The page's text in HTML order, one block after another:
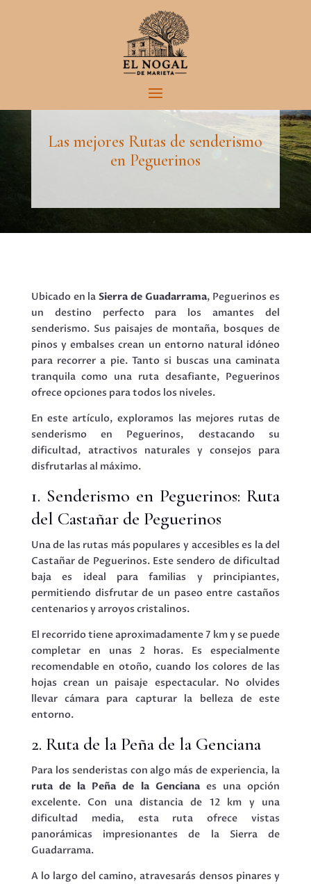
El Blog de El Nogal de Marieta
Las mejores Rutas de senderismo
en Peguerinos
Ubicado en laSierra de Guadarrama, Peguerinos es
un destino perfecto para los amantes del
senderismo. Sus paisajes de montaña, bosques de
pinos y embalses crean un entorno natural idóneo
para recorrer a pie. Tanto si buscas una caminata
tranquila como una ruta desafiante, Peguerinos
ofrece opciones para todos los niveles.
En este artículo, exploramos las mejores rutas de
senderismo en Peguerinos, destacando su
dificultad, atractivos naturales y consejos para
disfrutarlas al máximo.
1. Senderismo en Peguerinos: Ruta
del Castañar de Peguerinos
Una de las rutas más populares y accesibles es la del
Castañar de Peguerinos. Este sendero de dificultad
baja es ideal para familias y principiantes,
permitiendo disfrutar de un paseo entre castaños
centenarios y arroyos cristalinos.
El recorrido tiene aproximadamente 7 km y se puede
completar en unas 2 horas. Es especialmente
recomendable en otoño, cuando los colores de las
hojas crean un paisaje espectacular. No olvides
llevar cámara para capturar la belleza de este
entorno.
2. Ruta de la Peña de la Genciana
Para los senderistas con algo más de experiencia, la
ruta de la Peña de la Gencianaes una opción
excelente. Con una distancia de 12 km y una
dificultad media, esta ruta ofrece vistas
panorámicas impresionantes de la Sierra de
Guadarrama.
A lo largo del camino, atravesarás densos pinares y